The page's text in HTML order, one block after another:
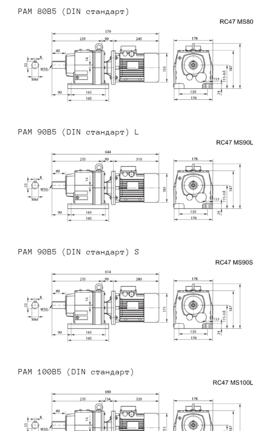
PAM 80B5 (DIN стандарт)
PAM 90B5 (DIN стандарт) L
PAM 90B5 (DIN стандарт) S
PAM 100B5 (DIN стандарт)